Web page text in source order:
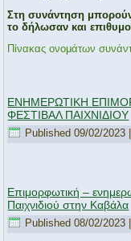
Στη συνάντηση
το δήλωσαν και
Πίνακας ονομάτων
ΕΝΗΜΕΡΩΤΙΚΗ
ΦΕΣΤΙΒΑΛ ΠΑΙΧΝΙΔΙΟΥ
Published 09/02/2023
Επιμορφωτική –
Παιχνιδιού στην Καβάλα
Published 08/02/2023